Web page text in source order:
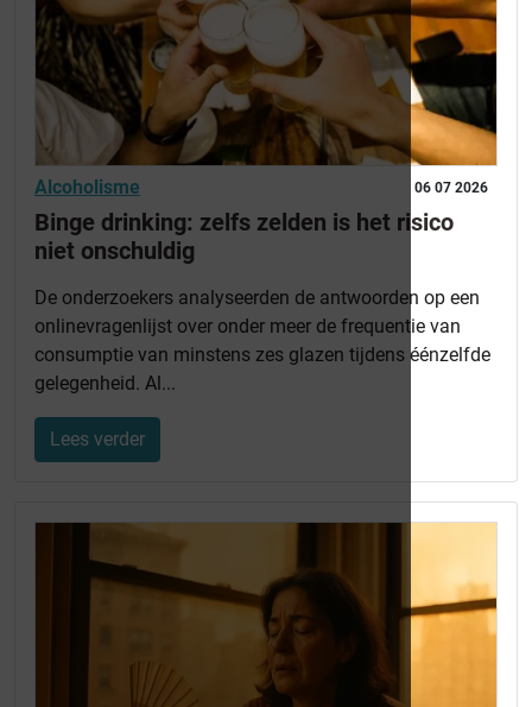
06 07 2026
Alcoholisme
Binge drinking: zelfs zelden is het risico
niet onschuldig
De onderzoekers analyseerden de antwoorden op een
onlinevragenlijst over onder meer de frequentie van
consumptie van minstens zes glazen tijdens éénzelfde
gelegenheid. Al...
Lees verder